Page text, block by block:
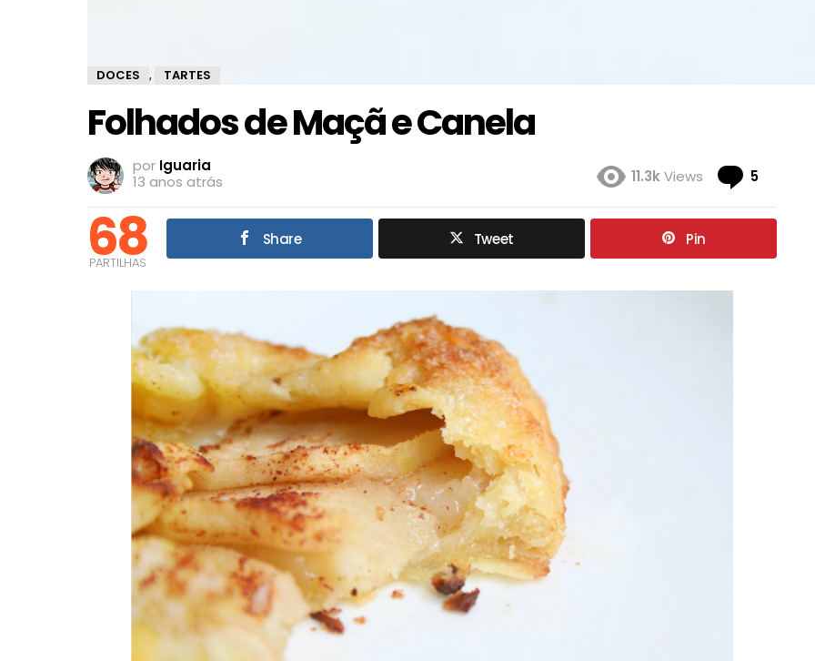
DOCES , TARTES
Folhados de Maçã e Canela
por Iguaria
13 anos atrás
11.3kViews 5
68
PARTILHAS
Share Tweet Pin